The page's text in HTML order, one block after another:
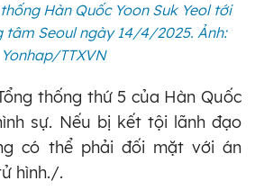
Hàn Quốc Yoon Suk Yeol tới
tâm Seoul ngày 14/4/2025. Ảnh:
Yonhap/TTXVN
thống thứ 5 của Hàn Quốc
sự. Nếu bị kết tội lãnh đạo
có thể phải đối mặt với án
hình./.